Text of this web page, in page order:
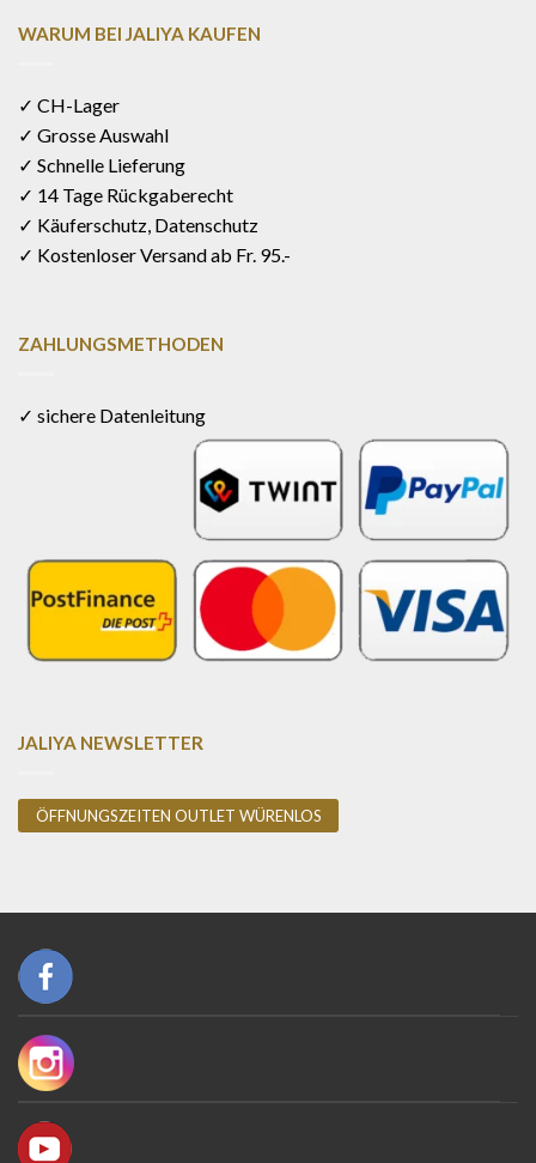
WARUM BEI JALIYA KAUFEN
✓ CH-Lager
✓ Grosse Auswahl
✓ Schnelle Lieferung
✓ 14 Tage Rückgaberecht
✓ Käuferschutz, Datenschutz
✓ Kostenloser Versand ab Fr. 95.-
ZAHLUNGSMETHODEN
✓ sichere Datenleitung
JALIYA NEWSLETTER
ÖFFNUNGSZEITEN OUTLET WÜRENLOS